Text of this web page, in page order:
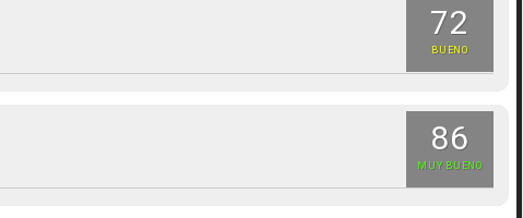
72
BUENO
86
MUY BUENO